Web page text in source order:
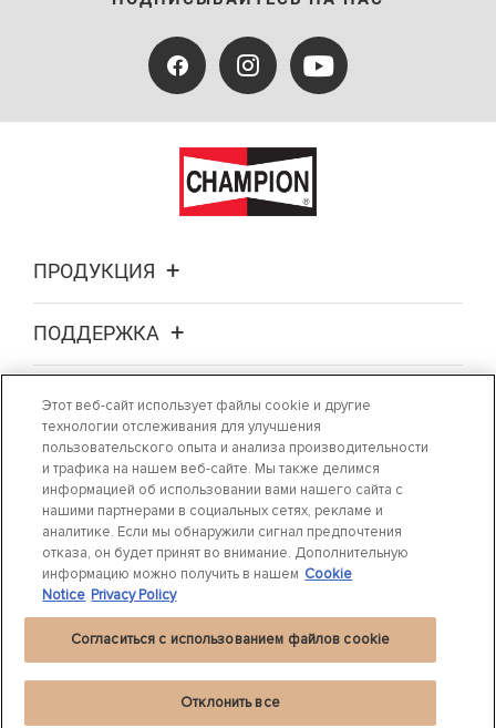
ПРОДУКЦИЯ
ПОДДЕРЖКА
О НАС
ГДЕ КУПИТЬ
СВЯЖИТЕСЬ С НАМИ
2024 DRiV Automotive Inc. или одна из дочерних компаний в одной и
Этот веб-сайт использует файлы cookie и другие
технологии отслеживания для улучшения
пользовательского опыта и анализа производительности
и трафика на нашем веб-сайте. Мы также делимся
информацией об использовании вами нашего сайта с
нашими партнерами в социальных сетях, рекламе и
аналитике. Если мы обнаружили сигнал предпочтения
отказа, он будет принят во внимание. Дополнительную
информацию можно получить в нашем Cookie
Notice Privacy Policy
Отклонить все
Согласиться с использованием файлов cookie